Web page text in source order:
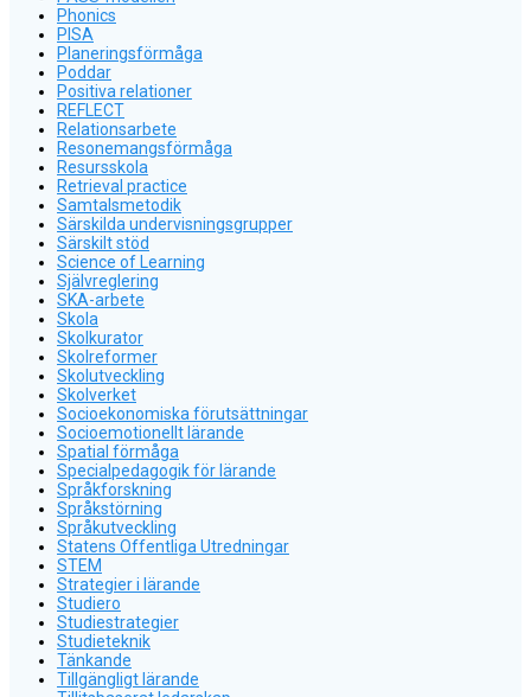
Phonics
PISA
Planeringsförmåga
Poddar
Positiva relationer
REFLECT
Relationsarbete
Resonemangsförmåga
Resursskola
Retrieval practice
Samtalsmetodik
Särskilda undervisningsgrupper
Särskilt stöd
Science of Learning
Självreglering
SKA-arbete
Skola
Skolkurator
Skolreformer
Skolutveckling
Skolverket
Socioekonomiska förutsättningar
Socioemotionellt lärande
Spatial förmåga
Specialpedagogik för lärande
Språkforskning
Språkstörning
Språkutveckling
Statens Offentliga Utredningar
STEM
Strategier i lärande
Studiero
Studiestrategier
Studieteknik
Tänkande
Tillgängligt lärande